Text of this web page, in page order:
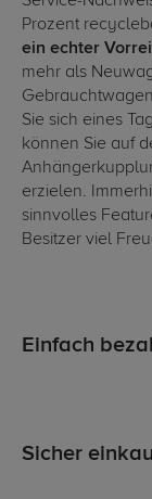
Prozent
ein echter
mehr als
Sie sich eines
können Sie auf
erzielen.
sinnvolles
Besitzer viel
Einfach
Sicher